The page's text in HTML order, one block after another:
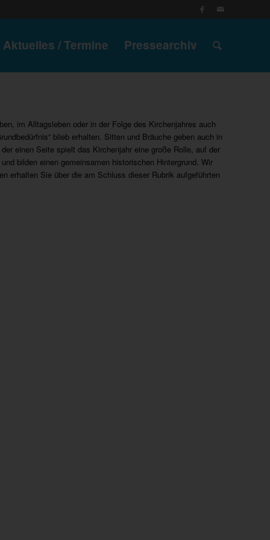
Aktuelles / Termine Pressearchiv
im Alltagsleben oder in der Folge des Kirchenjahres auch
blieb erhalten. Sitten und Bräuche geben auch in
einen Seite spielt das Kirchenjahr eine große Rolle, auf der
bilden einen gemeinsamen historischen Hintergrund. Wir
erhalten Sie über die am Schluss dieser Rubrik aufgeführten